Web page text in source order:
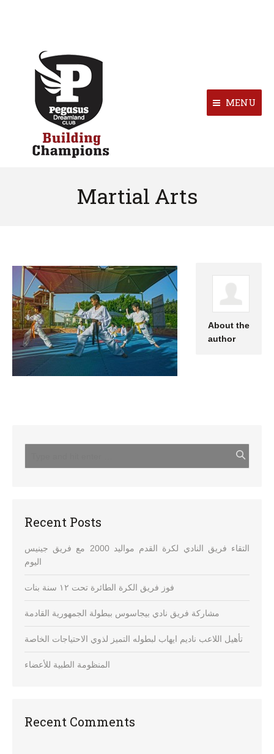
MENU
Martial Arts
About the
author
Recent Posts
التقاء فريق النادي لكرة القدم مواليد 2000 مع فريق جينيس
اليوم
فوز فريق الكرة الطائرة تحت ١٢ سنة بنات
مشاركة فريق نادي بيجاسوس ببطولة الجمهورية القادمة
تأهيل اللاعب ناديم ايهاب لبطوله التميز لذوي الاحتياجات الخاصة
المنظومة الطبية للأعضاء
Recent Comments